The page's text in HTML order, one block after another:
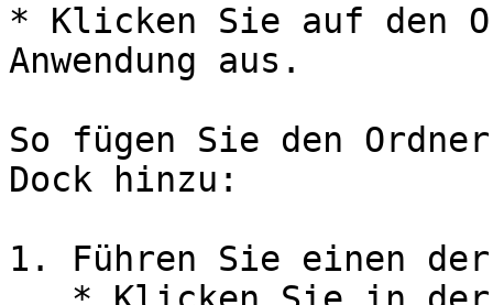
* Klicken Sie auf den
Anwendung aus.
So fügen Sie den
Dock hinzu:
1. Führen Sie einen